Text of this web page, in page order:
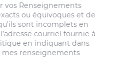
vos Renseignements
ou équivoques et de
sont incomplets en
courriel fournie à
en indiquant dans
mes renseignements